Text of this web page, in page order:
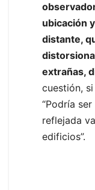
ubicación
distante,
extrañas,
cuestión,
“Podría
reflejada
edificios”.